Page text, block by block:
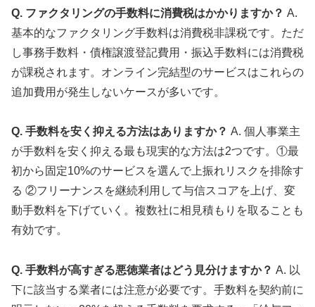
Q. ファクタリングの手数料に消費税はかかりますか？ A.
基本的なファクタリング手数料は消費税非課税です。ただ
し事務手数料・債権譲渡登記費用・振込手数料には消費税
が課税されます。オンライン完結型のサービスはこれらの
追加費用が発生しないケースが多いです。
Q. 手数料を安く抑える方法はありますか？ A. 個人事業主
が手数料を安く抑える最も現実的な方法は2つです。①最
初から固定10%のサービスを選んで上振れリスクを排除す
る ②フリーナンスを継続利用して与信スコアを上げ、変
動手数料を下げていく。複数社に相見積もりを取ることも
有効です。
Q. 手数料が高すぎる悪徳業者はどう見分けますか？ A. 以
下に該当する業者には注意が必要です。手数料を契約前に